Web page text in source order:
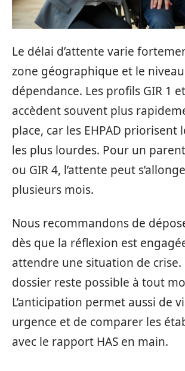
Le délai d’attente varie
zone géographique et le
dépendance. Les profils GIR 1
accèdent souvent plus
place, car les EHPAD priorisent
les plus lourdes. Pour un parent
ou GIR 4, l’attente peut
plusieurs mois.
Nous recommandons de
dès que la réflexion est
attendre une situation de crise.
dossier reste possible à tout
L’anticipation permet aussi de
urgence et de comparer les
avec le rapport HAS en main.